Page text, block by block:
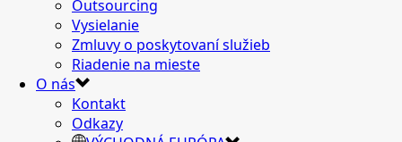
Outsourcing
Vysielanie
Zmluvy o poskytovaní služieb
Riadenie na mieste
O nás
Kontakt
Odkazy